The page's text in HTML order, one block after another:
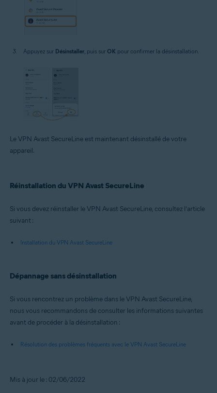
Appuyez sur Désinstaller, puis sur OK pour confirmer la désinstallation.
Le VPN Avast SecureLine est maintenant désinstallé de votre
appareil.
Réinstallation du VPN Avast SecureLine
Si vous devez réinstaller le VPN Avast SecureLine, consultez l’article
suivant :
Installation du VPN Avast SecureLine
Dépannage sans désinstallation
Si vous rencontrez un problème dans le VPN Avast SecureLine,
nous vous recommandons de consulter les informations suivantes
avant de procéder à la désinstallation :
Résolution des problèmes fréquents avec le VPN Avast SecureLine
Mis à jour le : 02/06/2022